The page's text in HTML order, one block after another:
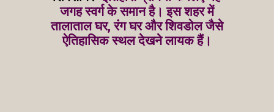
जगह स्वर्ग के समान है। इस शहर में
तालाताल घर, रंग घर और शिवडोल जैसे
ऐतिहासिक स्थल देखने लायक हैं।